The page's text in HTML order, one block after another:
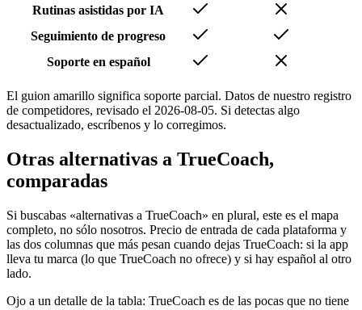
Rutinas asistidas por IA
Seguimiento de progreso
Soporte en español
El guion amarillo significa soporte parcial. Datos de nuestro registro
de competidores, revisado el 2026-08-05. Si detectas algo
desactualizado, escríbenos y lo corregimos.
Otras alternativas a TrueCoach,
comparadas
Si buscabas «alternativas a TrueCoach» en plural, este es el mapa
completo, no sólo nosotros. Precio de entrada de cada plataforma y
las dos columnas que más pesan cuando dejas TrueCoach: si la app
lleva tu marca (lo que TrueCoach no ofrece) y si hay español al otro
lado.
Ojo a un detalle de la tabla: TrueCoach es de las pocas que no tiene